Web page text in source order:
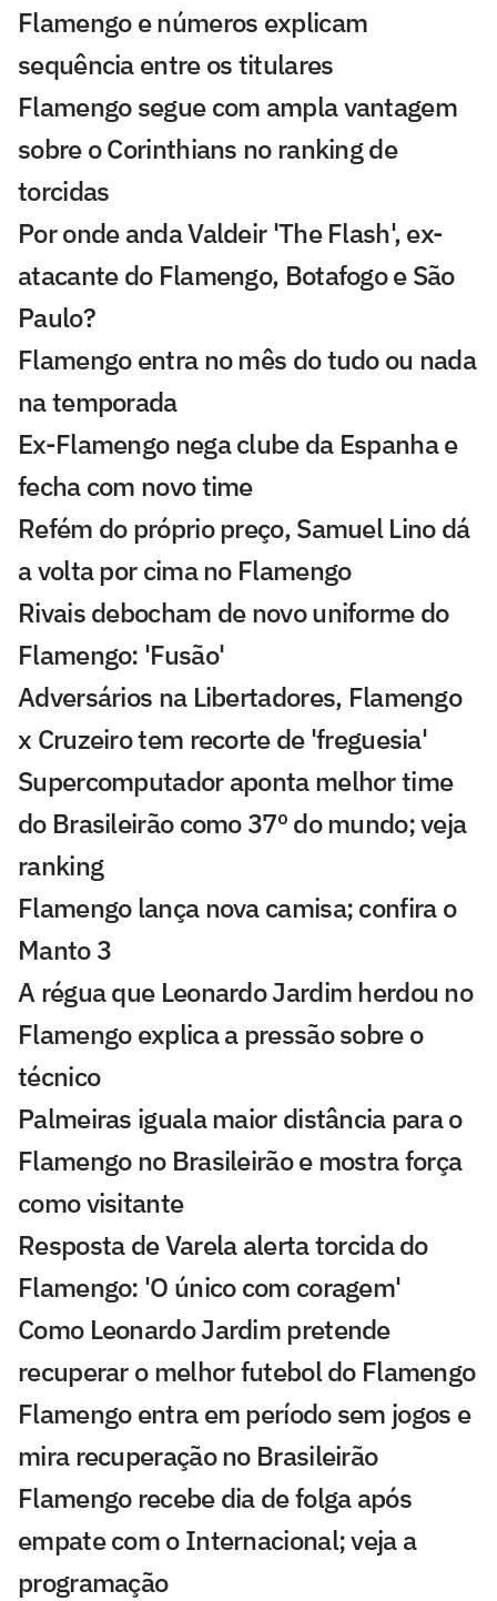
Flamengo e números explicam
sequência entre os titulares
Flamengo segue com ampla vantagem
sobre o Corinthians no ranking de
torcidas
Por onde anda Valdeir 'The Flash', ex-
atacante do Flamengo, Botafogo e São
Paulo?
Flamengo entra no mês do tudo ou nada
na temporada
Ex-Flamengo nega clube da Espanha e
fecha com novo time
Refém do próprio preço, Samuel Lino dá
a volta por cima no Flamengo
Rivais debocham de novo uniforme do
Flamengo: 'Fusão'
Adversários na Libertadores, Flamengo
x Cruzeiro tem recorte de 'freguesia'
Supercomputador aponta melhor time
do Brasileirão como 37º do mundo; veja
ranking
Flamengo lança nova camisa; confira o
Manto 3
A régua que Leonardo Jardim herdou no
Flamengo explica a pressão sobre o
técnico
Palmeiras iguala maior distância para o
Flamengo no Brasileirão e mostra força
como visitante
Resposta de Varela alerta torcida do
Flamengo: 'O único com coragem'
Como Leonardo Jardim pretende
recuperar o melhor futebol do Flamengo
Flamengo entra em período sem jogos e
mira recuperação no Brasileirão
Flamengo recebe dia de folga após
empate com o Internacional; veja a
programação